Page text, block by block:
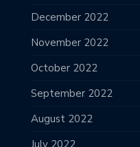
December 2022
November 2022
October 2022
September 2022
August 2022
July 2022